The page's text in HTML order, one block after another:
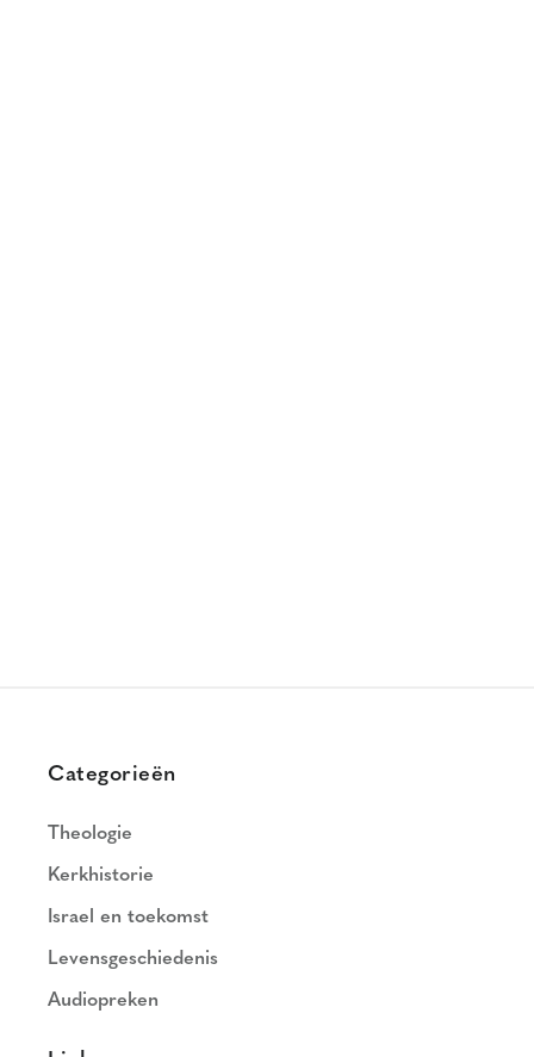
Categorieën
Theologie
Kerkhistorie
Israel en toekomst
Levensgeschiedenis
Audiopreken